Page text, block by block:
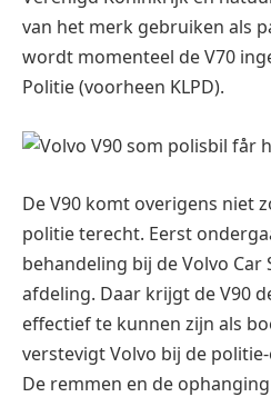
van het merk gebruiken als
wordt momenteel de V70
Politie (voorheen KLPD).
De V90 komt overigens niet
politie terecht. Eerst
behandeling bij de Volvo Car
afdeling. Daar krijgt de V90
effectief te kunnen zijn als
verstevigt Volvo bij de
De remmen en de